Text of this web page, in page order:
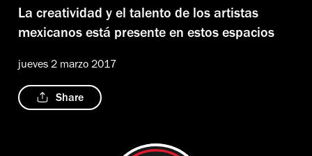
La creatividad y el talento de los artistas
mexicanos está presente en estos espacios
jueves 2 marzo 2017
Share